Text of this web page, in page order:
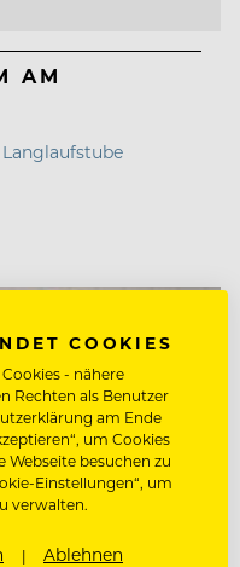
AM
COOKIES
- nähere
Rechten als Benutzer
am Ende
um Cookies
Webseite besuchen zu
Einstellungen“, um
verwalten.
Ablehnen